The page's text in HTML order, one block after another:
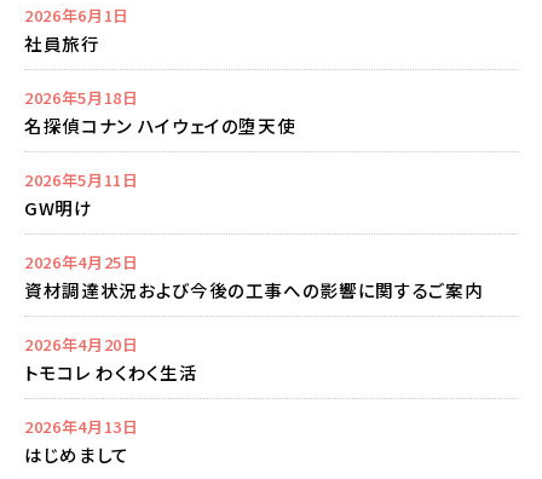
2026年6月1日
社員旅行
2026年5月18日
名探偵コナン ハイウェイの堕天使
2026年5月11日
GW明け
2026年4月25日
資材調達状況および今後の工事への影響に関するご案内
2026年4月20日
トモコレ わくわく生活
2026年4月13日
はじめまして